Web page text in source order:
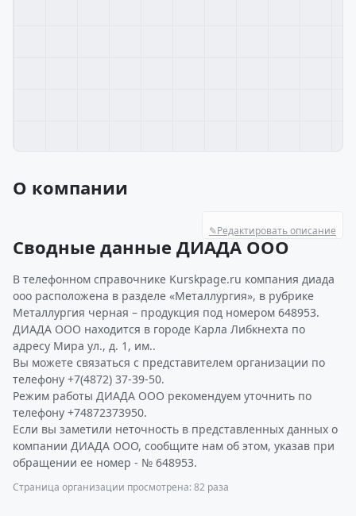
О компании
✎Редактировать описание
Сводные данные ДИАДА ООО
В телефонном справочнике Kurskpage.ru компания диада
ооо расположена в разделе «Металлургия», в рубрике
Металлургия черная – продукция под номером 648953.
ДИАДА ООО находится в городе Карла Либкнехта по
адресу Мира ул., д. 1, им..
Вы можете связаться с представителем организации по
телефону +7(4872) 37-39-50.
Режим работы ДИАДА ООО рекомендуем уточнить по
телефону +74872373950.
Если вы заметили неточность в представленных данных о
компании ДИАДА ООО, сообщите нам об этом, указав при
обращении ее номер - № 648953.
Страница организации просмотрена: 82 раза